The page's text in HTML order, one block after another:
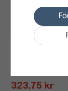
Inforam
323,75 kr